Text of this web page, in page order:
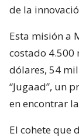
de la
Esta misión a
costado 4.500
dólares, 54
“Jugaad”, un
en encontrar
El cohete que